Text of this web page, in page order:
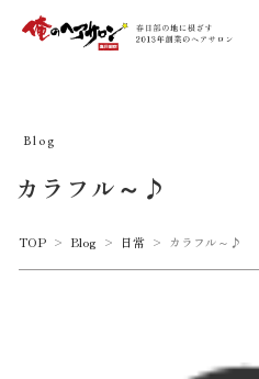
Blog
カラフル～♪
TOP > Blog > 日常 > カラフル～♪